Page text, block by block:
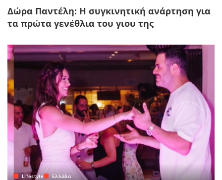
Δώρα Παντέλη: Η συγκινητική ανάρτηση για
τα πρώτα γενέθλια του γιου της
Lifestyle Ελλάδα